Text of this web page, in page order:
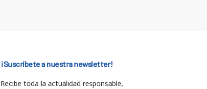
¡Suscríbete a nuestra newsletter!
Recibe toda la actualidad responsable,